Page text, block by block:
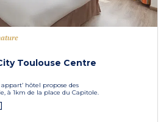
Toulouse Centre
hôtel propose des
à 1km de la place du Capitole.